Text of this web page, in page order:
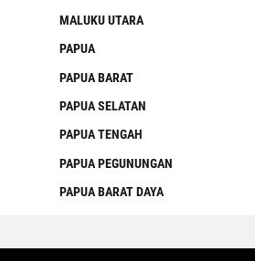
MALUKU UTARA
PAPUA
PAPUA BARAT
PAPUA SELATAN
PAPUA TENGAH
PAPUA PEGUNUNGAN
PAPUA BARAT DAYA